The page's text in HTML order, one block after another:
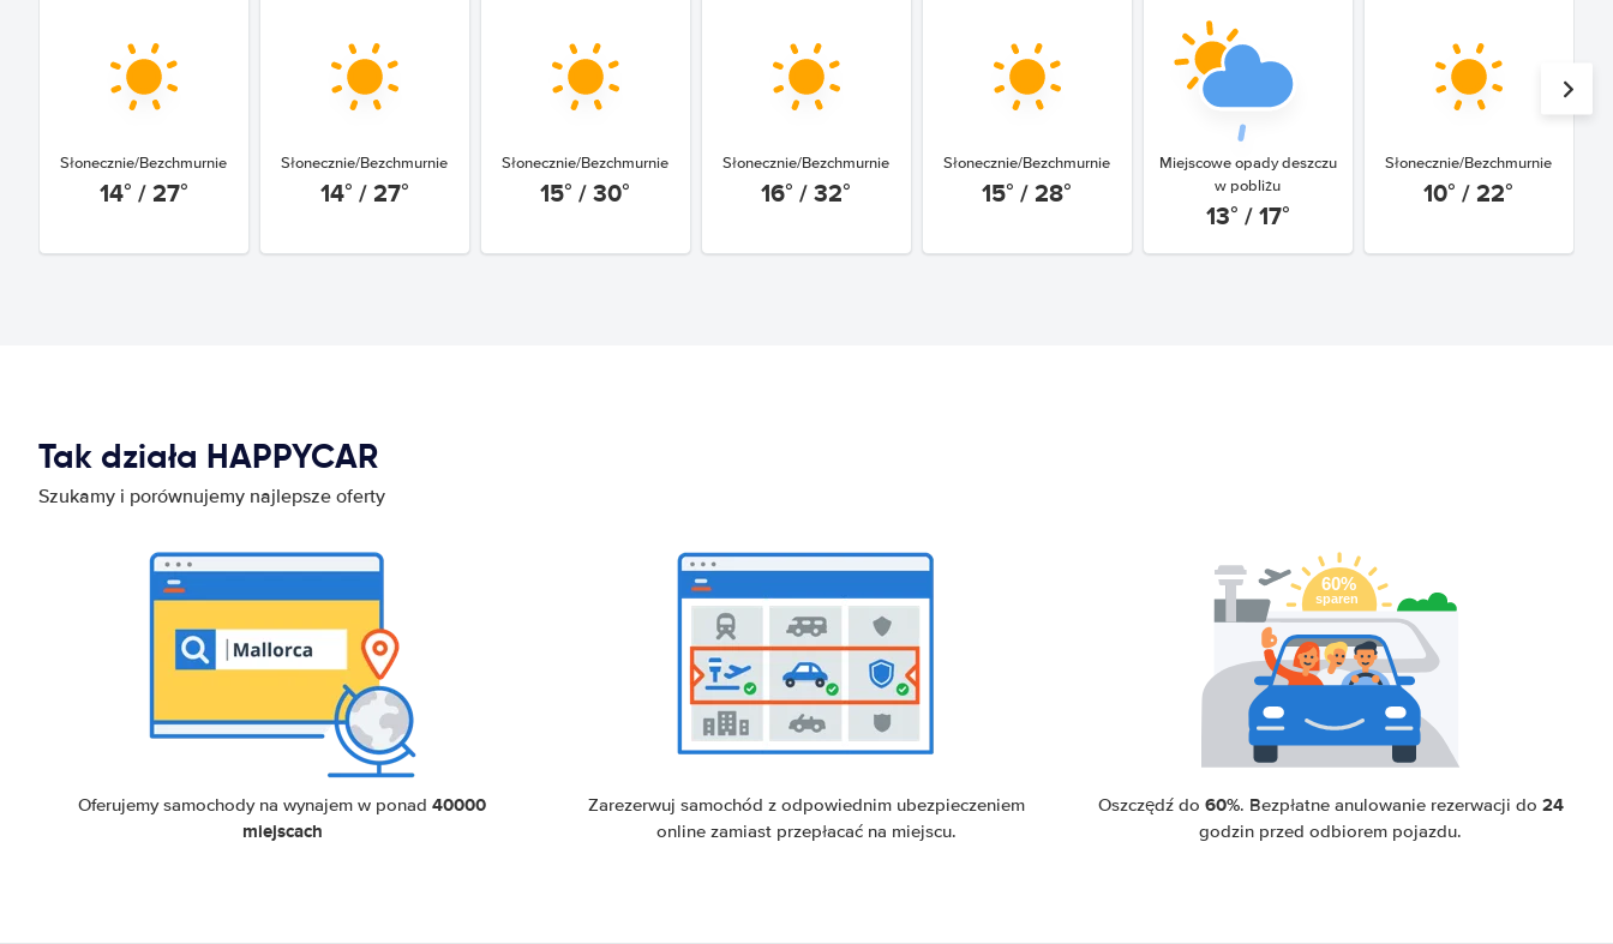
Słonecznie/Bezchmurnie
14° / 27°
Słonecznie/Bezchmurnie
14° / 27°
Słonecznie/Bezchmurnie
15° / 30°
Słonecznie/Bezchmurnie
16° / 32°
Słonecznie/Bezchmurnie
15° / 28°
Miejscowe opady deszczu
w pobliżu
13° / 17°
Słonecznie/Bezchmurnie
10° / 22°
Tak działa HAPPYCAR
Szukamy i porównujemy najlepsze oferty
Oferujemy samochody na wynajem w ponad40000
miejscach
Zarezerwuj samochód z odpowiednim ubezpieczeniem
online zamiast przepłacać na miejscu.
Oszczędź do 60%. Bezpłatne anulowanie rezerwacji do 24
godzin przed odbiorem pojazdu.